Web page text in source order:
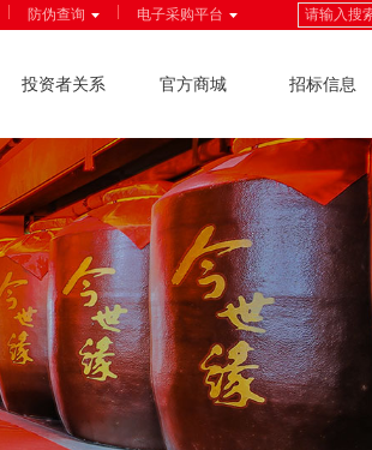
防伪查询 电子采购平台
投资者关系 官方商城 招标信息